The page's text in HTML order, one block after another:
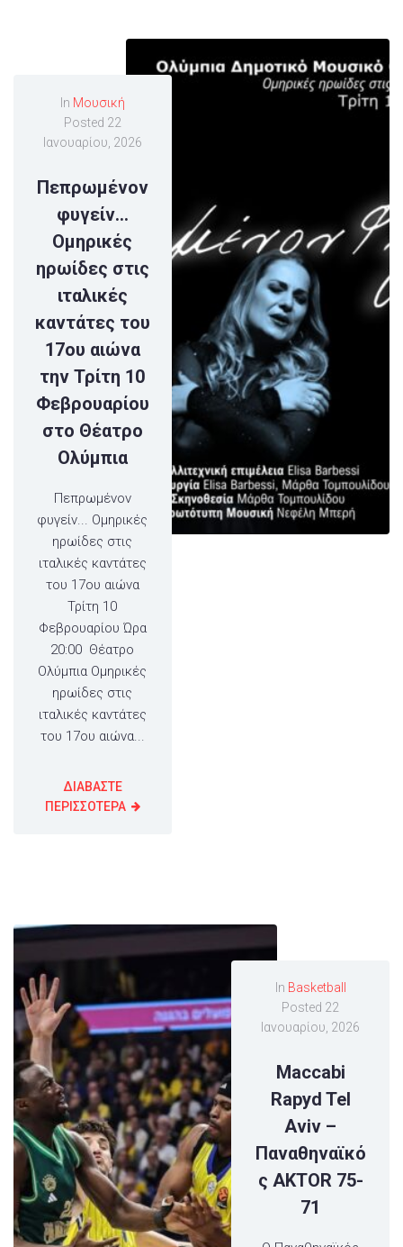
In Μουσική
Posted 22
Ιανουαρίου, 2026
Πεπρωμένον
φυγείν…
Ομηρικές
ηρωίδες στις
ιταλικές
καντάτες του
17ου αιώνα
την Τρίτη 10
Φεβρουαρίου
στο Θέατρο
Ολύμπια
Πεπρωμένον
φυγείν... Ομηρικές
ηρωίδες στις
ιταλικές καντάτες
του 17ου αιώνα
Τρίτη 10
Φεβρουαρίου Ώρα
20:00 Θέατρο
Ολύμπια Ομηρικές
ηρωίδες στις
ιταλικές καντάτες
του 17ου αιώνα...
ΔΙΑΒΑΣΤΕ
ΠΕΡΙΣΣΟΤΕΡΑ
In Basketball
Posted 22
Ιανουαρίου, 2026
Maccabi
Rapyd Tel
Aviv –
Παναθηναϊκό
ς AKTOR 75-
71